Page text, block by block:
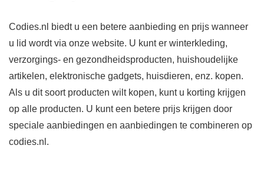
Codies.nl biedt u een betere aanbieding en prijs wanneer
u lid wordt via onze website. U kunt er winterkleding,
verzorgings- en gezondheidsproducten, huishoudelijke
artikelen, elektronische gadgets, huisdieren, enz. kopen.
Als u dit soort producten wilt kopen, kunt u korting krijgen
op alle producten. U kunt een betere prijs krijgen door
speciale aanbiedingen en aanbiedingen te combineren op
codies.nl.